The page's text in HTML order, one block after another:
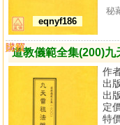
eqnyf186
秘
道教儀範全集(200)九
作
出
出
定
特
購買
比較